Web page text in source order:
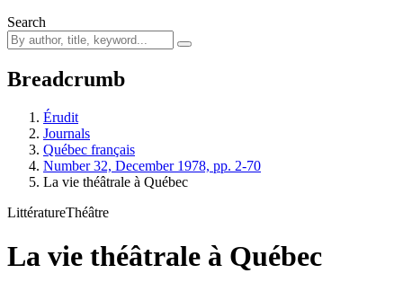
Search
Breadcrumb
Érudit
Journals
Québec français
Number 32, December 1978, pp. 2-70
La vie théâtrale à Québec
LittératureThéâtre
La vie théâtrale à Québec